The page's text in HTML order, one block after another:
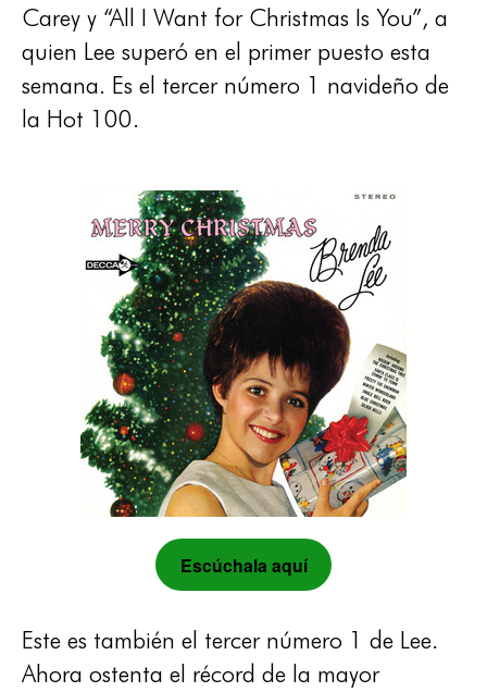
Carey y “All I Want for Christmas Is You”, a
quien Lee superó en el primer puesto esta
semana. Es el tercer número 1 navideño de
la Hot 100.
Escúchala aquí
Este es también el tercer número 1 de Lee.
Ahora ostenta el récord de la mayor